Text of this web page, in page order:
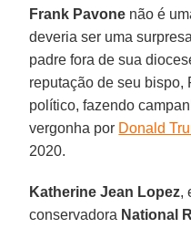
Frank Pavone não é
deveria ser uma
padre fora de sua
reputação de seu bispo,
político, fazendo
vergonha por Donald
2020.
Katherine Jean Lopez,
conservadora National